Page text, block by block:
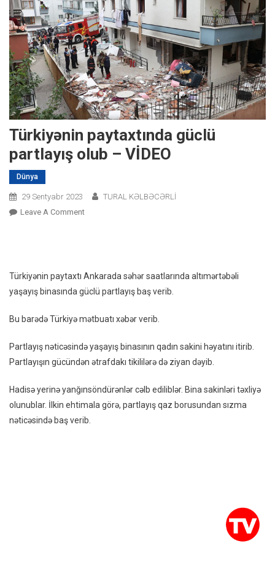
Türkiyənin paytaxtında güclü
partlayış olub – VİDEO
Dünya
29 Sentyabr 2023
TURAL KƏLBƏCƏRLİ
Leave A CommentOn
Olub
–
Türkiyənin paytaxtı Ankarada səhər saatlarında altımərtəbəli
yaşayış binasında güclü partlayış baş verib.
Bu barədə Türkiyə mətbuatı xəbər verib.
Partlayış nəticəsində yaşayış binasının qadın sakini həyatını itirib.
Partlayışın gücündən ətrafdakı tikililərə də ziyan dəyib.
Hadisə yerinə yanğınsöndürənlər cəlb ediliblər. Bina sakinləri təxliyə
olunublar. İlkin ehtimala görə, partlayış qaz borusundan sızma
nəticəsində baş verib.